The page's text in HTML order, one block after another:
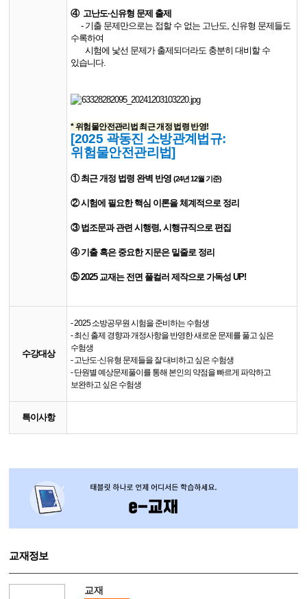
④ ​ 고난도·신유형 문제 출제
- 기출 문제만으로는 접할 수 없는 고난도, 신유형 문제들도
수록하여
시험에 낯선 문제가 출제되더라도 충분히 대비할 수
있습니다.
* 위험물안전관리법 최근 개정 법령 반영!
[2025 곽동진 소방관계법규:
위험물안전관리법]
①최근 개정 법령 완벽 반영(24년 12월 기준)
② 시험에 필요한 핵심 이론을 체계적으로 정리
③ 법조문과 관련 시행령, 시행규직으로 편집
④ 기출 혹은 중요한 지문은 밑줄로 정리
​⑤ 2025 교재는 전면 풀컬러 제작으로 가독성 UP!
수강대상
- 2025 소방공무원 시험을 준비하는 수험생
- 최신 출제 경향과 개정사항을 반영한 새로운 문제를 풀고 싶은
수험생
- 고난도·신유형 문제들을 잘 대비하고 싶은 수험생
- 단원별 예상문제풀이를 통해 본인의 약점을 빠르게 파악하고
보완하고 싶은 수험생
특이사항
교재정보
교재